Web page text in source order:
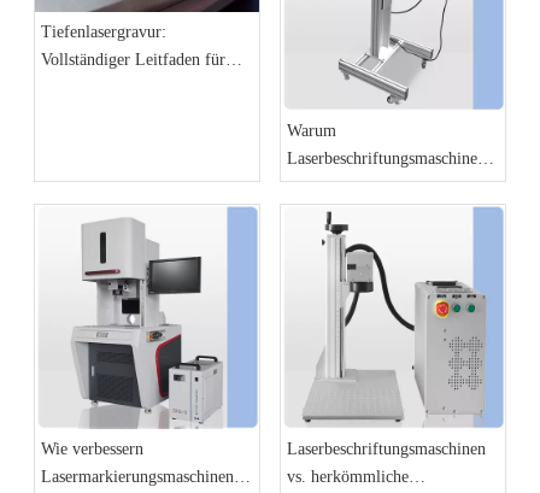
Tiefenlasergravur:
Vollständiger Leitfaden für
Warum
Laserbeschriftungsmaschinen
die Zukunft der Fertigung sind
Wie verbessern
Lasermarkierungsmaschinen
Laserbeschriftungsmaschinen
vs. herkömmliche